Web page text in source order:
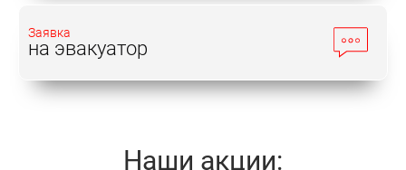
Заявка
на эвакуатор
Наши акции: